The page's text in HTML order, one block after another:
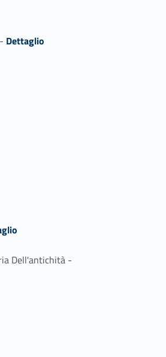
Link identifier #identifier_person_192725-2
Dettaglio
Dell'antichità -